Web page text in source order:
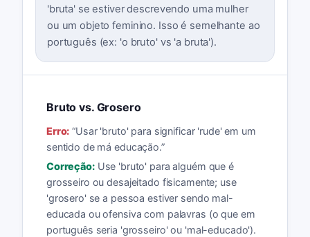
'bruta' se estiver descrevendo uma mulher
ou um objeto feminino. Isso é semelhante ao
português (ex: 'o bruto' vs 'a bruta').
Bruto vs. Grosero
Erro: “Usar 'bruto' para significar 'rude' em um
sentido de má educação.”
Correção: Use 'bruto' para alguém que é
grosseiro ou desajeitado fisicamente; use
'grosero' se a pessoa estiver sendo mal-
educada ou ofensiva com palavras (o que em
português seria 'grosseiro' ou 'mal-educado').